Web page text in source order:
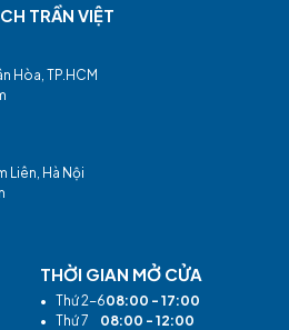
TRẦN VIỆT
Hòa, TP.HCM
Liên, Hà Nội
THỜI GIAN MỞ CỬA
• Thứ 2-608:00 - 17:00
• Thứ 7 08:00 - 12:00